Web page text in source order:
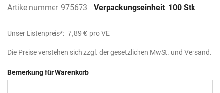
Artikelnummer 975673 Verpackungseinheit 100 Stk
Unser Listenpreis*: 7,89 € pro VE
Die Preise verstehen sich zzgl. der gesetzlichen MwSt. und Versand.
Bemerkung für Warenkorb